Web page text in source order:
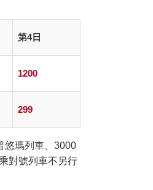
第4日
1200
299
悠瑪列車、3000
對號列車不另行